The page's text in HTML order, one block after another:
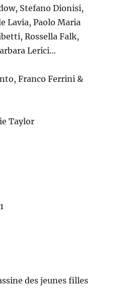
Stefano Dionisi,
Lavia, Paolo Maria
Rossella Falk,
Lerici…
Franco Ferrini &
Taylor
des jeunes filles